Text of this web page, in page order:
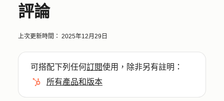
評論
上次更新時間： 2025年12月29日
可搭配下列任何訂閱使用，除非另有註明：
所有產品和版本